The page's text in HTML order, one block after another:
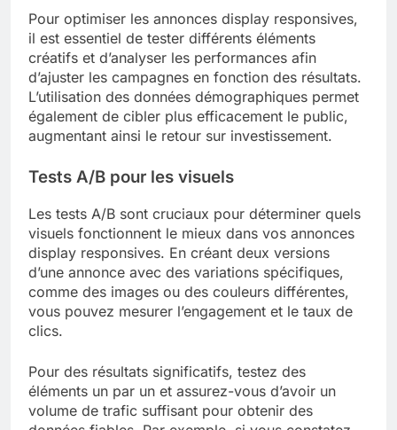
Pour optimiser les annonces display responsives,
il est essentiel de tester différents éléments
créatifs et d’analyser les performances afin
d’ajuster les campagnes en fonction des résultats.
L’utilisation des données démographiques permet
également de cibler plus efficacement le public,
augmentant ainsi le retour sur investissement.
Tests A/B pour les visuels
Les tests A/B sont cruciaux pour déterminer quels
visuels fonctionnent le mieux dans vos annonces
display responsives. En créant deux versions
d’une annonce avec des variations spécifiques,
comme des images ou des couleurs différentes,
vous pouvez mesurer l’engagement et le taux de
clics.
Pour des résultats significatifs, testez des
éléments un par un et assurez-vous d’avoir un
volume de trafic suffisant pour obtenir des